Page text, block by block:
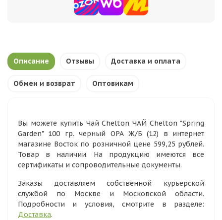
Описание Отзывы Доставка и оплата
Обмен и возврат Оптовикам
Вы можете купить Чай Chelton ЧАЙ Chelton "Spring
Garden" 100 гр. черный ОРА Ж/Б (12) в интернет
магазине Восток по розничной цене 599,25 рублей.
Товар в наличии. На продукцию имеются все
сертификаты и сопроводительные документы.
Заказы доставляем собственной курьерской
службой по Москве и Московской области.
Подробности и условия, смотрите в разделе:
Доставка.